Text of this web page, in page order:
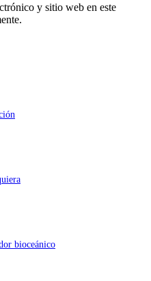
y sitio web en este
bioceánico